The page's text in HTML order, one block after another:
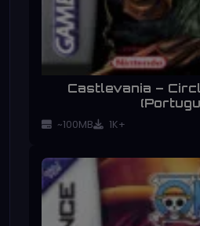
Castlevania –
~100MB 1K+